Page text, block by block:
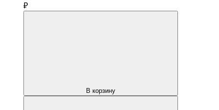
₽
В корзину